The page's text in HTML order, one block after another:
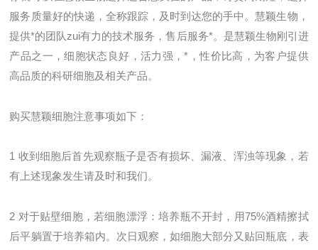
服务质量好的快递，全称跟踪，及时到达您的手中。慧颖生物，
提供*的团队zui有力的技术服务，售后服务*。是慧颖生物刚引进
产品之一，细胞状态良好，活力强，*，性价比高，为客户提供
高品质的科研细胞及相关产品。
购买慧颖细胞注意事项如下：
1 收到细胞后首先观察瓶子是否有损坏、漏液、浑浊等现象，若
有上述现象发生请及时和我们。
2 对于贴壁细胞，若细胞漂浮：培养瓶不开封，用75%酒精擦拭
后平躺置于培养箱内。次日观察，如细胞大部分又贴回瓶底，表